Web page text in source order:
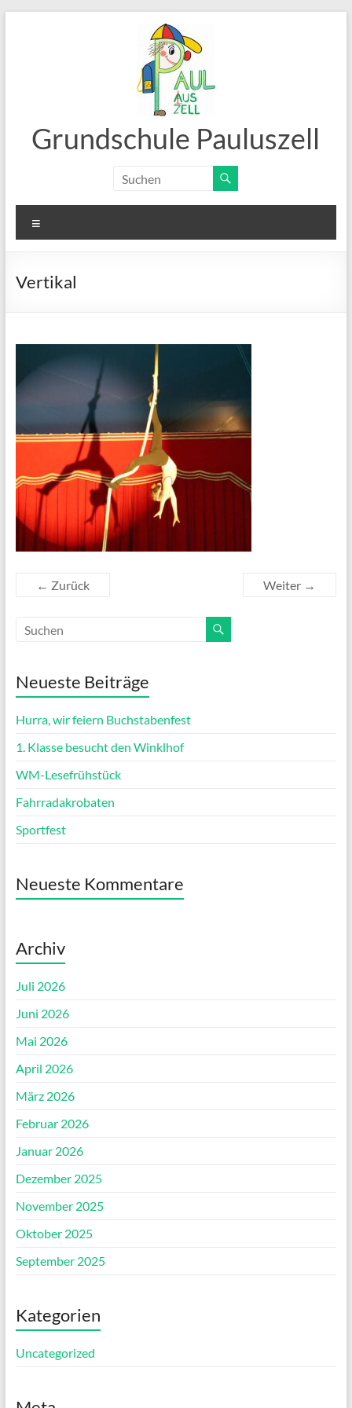
Grundschule Pauluszell
Vertikal
← Zurück Weiter →
Neueste Beiträge
Hurra, wir feiern Buchstabenfest
1. Klasse besucht den Winklhof
WM-Lesefrühstück
Fahrradakrobaten
Sportfest
Neueste Kommentare
Archiv
Juli 2026
Juni 2026
Mai 2026
April 2026
März 2026
Februar 2026
Januar 2026
Dezember 2025
November 2025
Oktober 2025
September 2025
Kategorien
Uncategorized